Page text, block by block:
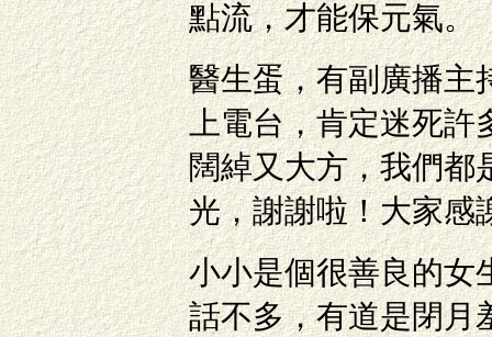
點流，才能保元氣。
醫生蛋，有副廣播主
上電台，肯定迷死許
闊綽又大方，我們都
光，謝謝啦！大家感
小小是個很善良的女
話不多，有道是閉月